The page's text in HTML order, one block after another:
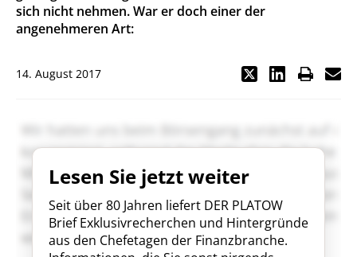
sich nicht nehmen. War er doch einer der
angenehmeren Art:
14. August 2017
Lesen Sie jetzt weiter
Seit über 80 Jahren liefert DER PLATOW
Brief Exklusivrecherchen und Hintergründe
aus den Chefetagen der Finanzbranche.